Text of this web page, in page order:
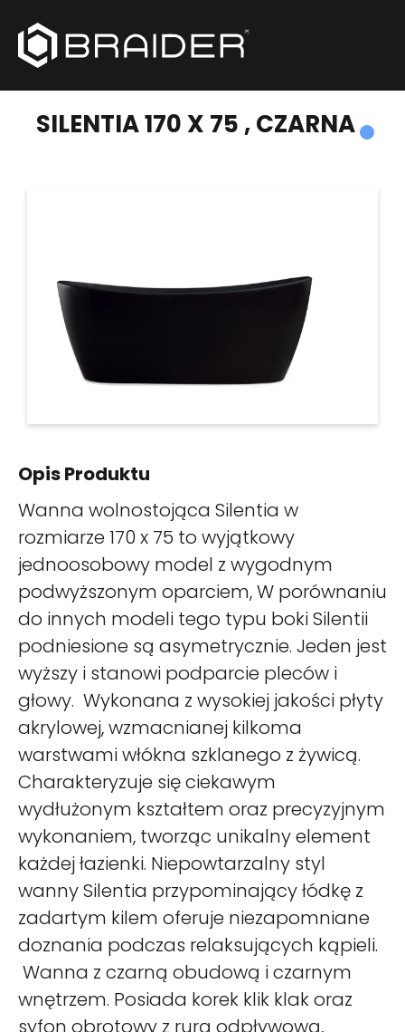
SILENTIA 170 X 75 , CZARNA
Opis Produktu
Wanna wolnostojąca Silentia w
rozmiarze 170 x 75 to wyjątkowy
jednoosobowy model z wygodnym
podwyższonym oparciem, W porównaniu
do innych modeli tego typu boki Silentii
podniesione są asymetrycznie. Jeden jest
wyższy i stanowi podparcie pleców i
głowy. Wykonana z wysokiej jakości płyty
akrylowej, wzmacnianej kilkoma
warstwami włókna szklanego z żywicą.
Charakteryzuje się ciekawym
wydłużonym kształtem oraz precyzyjnym
wykonaniem, tworząc unikalny element
każdej łazienki. Niepowtarzalny styl
wanny Silentia przypominający łódkę z
zadartym kilem oferuje niezapomniane
doznania podczas relaksujących kąpieli.
Wanna z czarną obudową i czarnym
wnętrzem. Posiada korek klik klak oraz
syfon obrotowy z rurą odpływową,